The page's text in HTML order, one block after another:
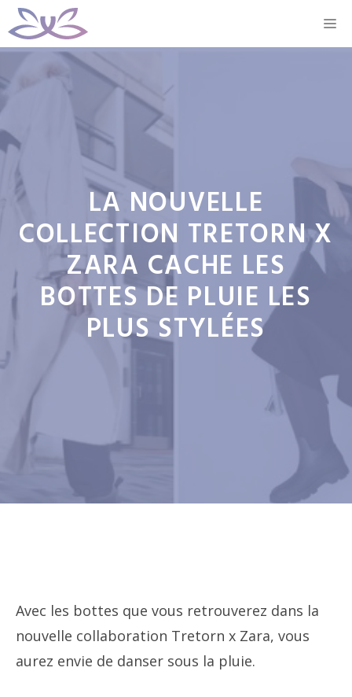
Aller
au
contenu
LA NOUVELLE
COLLECTION TRETORN X
ZARA CACHE LES
BOTTES DE PLUIE LES
PLUS STYLÉES
Avec les bottes que vous retrouverez dans la
nouvelle collaboration Tretorn x Zara, vous
aurez envie de danser sous la pluie.